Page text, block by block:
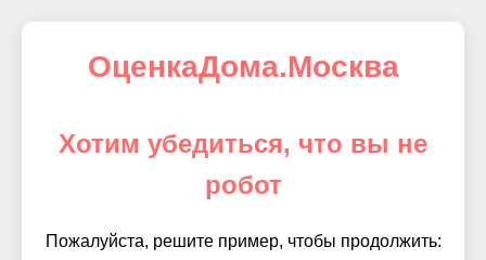
ОценкаДома.Москва
Хотим убедиться, что вы не
робот
Пожалуйста, решите пример, чтобы продолжить: